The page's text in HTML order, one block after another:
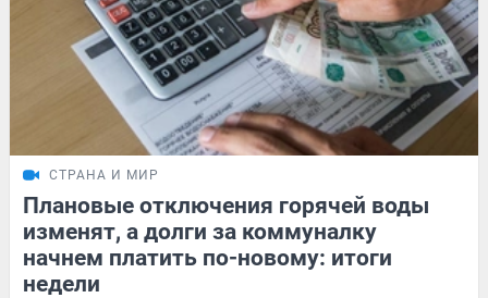
СТРАНА И МИР
Плановые отключения горячей воды
изменят, а долги за коммуналку
начнем платить по-новому: итоги
недели